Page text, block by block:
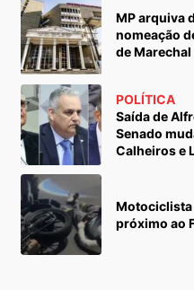
MP arquiva
nomeação
de
POLÍTICA
Saída de
Senado
Calheiros e
Motociclista
próximo ao